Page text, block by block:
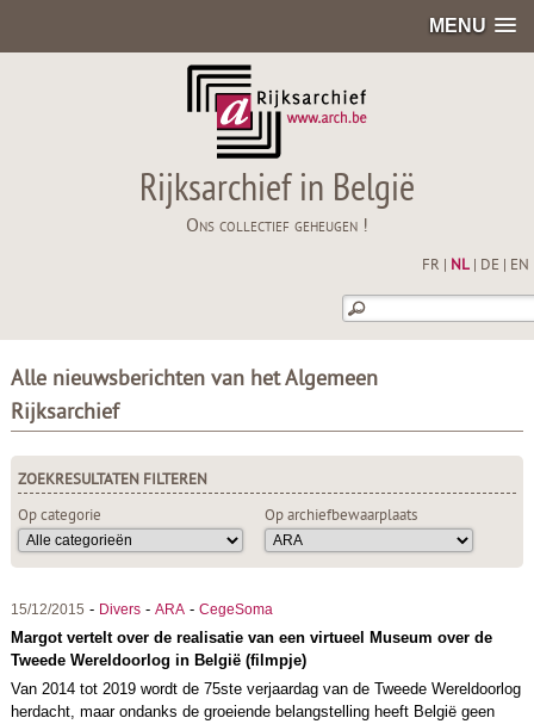
MENU
Rijksarchief in België
Ons collectief geheugen !
FR NL| DE EN
Alle nieuwsberichten van het Algemeen
Rijksarchief
ZOEKRESULTATEN FILTEREN
Op categorie
Op archiefbewaarplaats
15/12/2015 - Divers- ARA- CegeSoma
Margot vertelt over de realisatie van een virtueel Museum over de
Tweede Wereldoorlog in België (filmpje)
Van 2014 tot 2019 wordt de 75ste verjaardag van de Tweede Wereldoorlog
herdacht, maar ondanks de groeiende belangstelling heeft België geen